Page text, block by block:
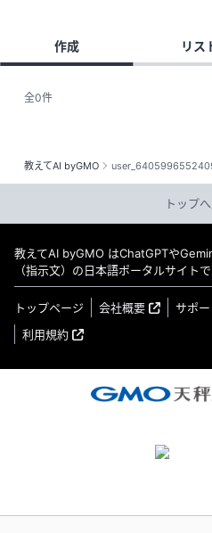
教えてAI byGMO
作成 リス
全0件
トップ
教えてAI byGMO はChatGPTや
（指示文）の日本語ポータルサイトで
トップページ 会社概要 サポ
利用規約